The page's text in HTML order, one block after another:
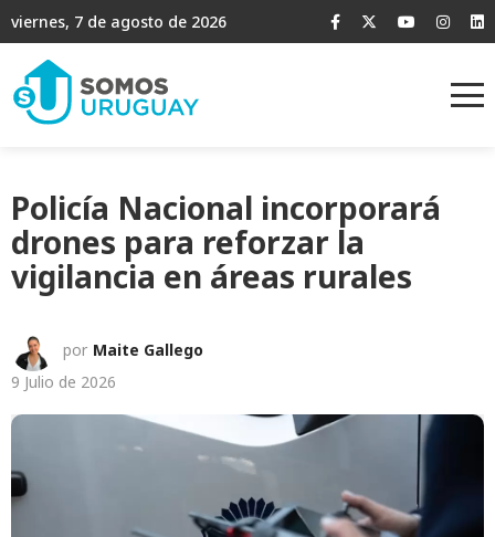
viernes, 7 de agosto de 2026
Policía Nacional incorporará
drones para reforzar la
vigilancia en áreas rurales
por Maite Gallego
9 Julio de 2026